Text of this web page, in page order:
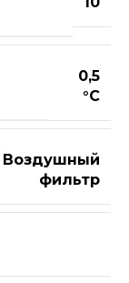
0,5
°С
Воздушный
фильтр